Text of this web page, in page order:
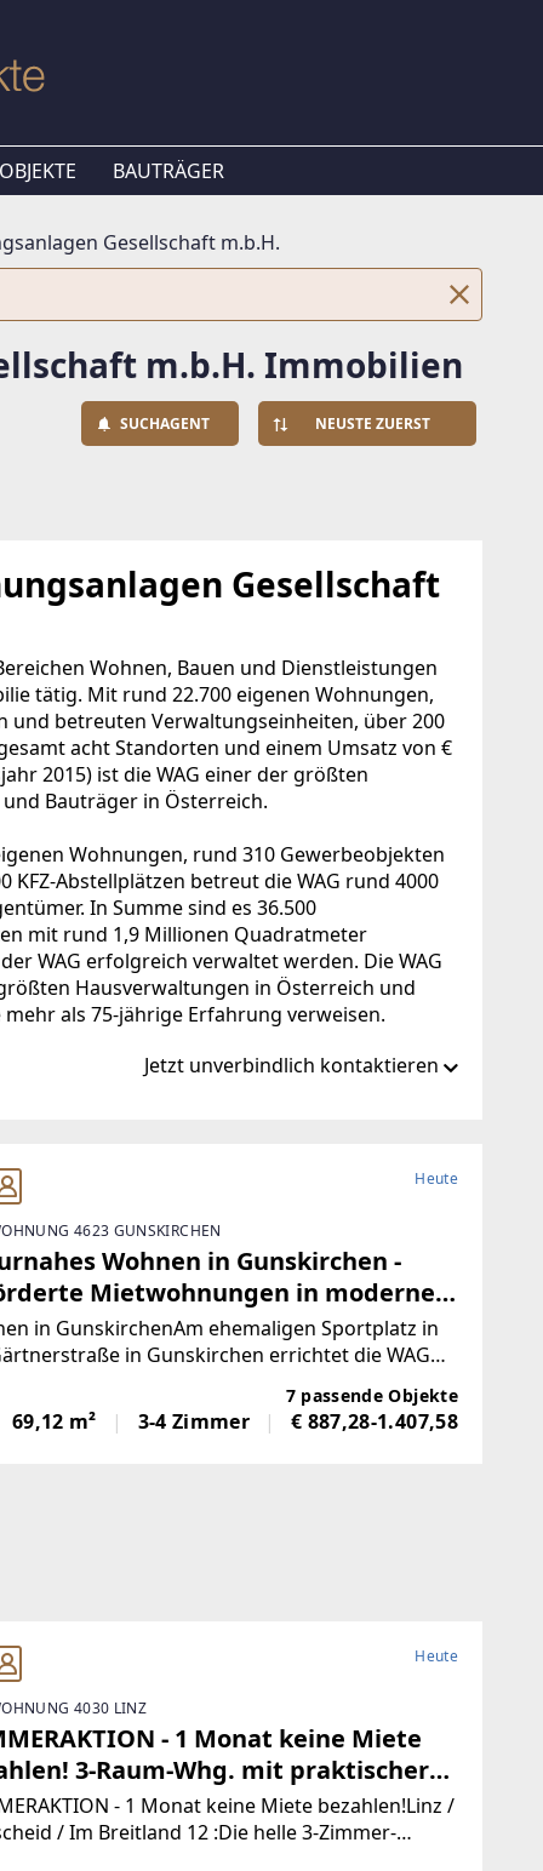
BAUTRÄGER
Gesellschaft m.b.H.
m.b.H. Immobilien
SUCHAGENT NEUSTE ZUERST
Gesellschaft
Wohnen, Bauen und Dienstleistungen
tätig. Mit rund 22.700 eigenen Wohnungen,
und betreuten Verwaltungseinheiten, über 200
acht Standorten und einem Umsatz von €
2015) ist die WAG einer der größten
Bauträger in Österreich.
Wohnungen, rund 310 Gewerbeobjekten
KFZ-Abstellplätzen betreut die WAG rund 4000
In Summe sind es 36.500
mit rund 1,9 Millionen Quadratmeter
WAG erfolgreich verwaltet werden. Die WAG
Hausverwaltungen in Österreich und
als 75-jährige Erfahrung verweisen.
Jetzt unverbindlich kontaktieren
Heute
4623 GUNSKIRCHEN
Wohnen in Gunskirchen -
Mietwohnungen in moderner
in GunskirchenAm ehemaligen Sportplatz in
in Gunskirchen errichtet die WAG
Mietwohnungen und einer Tiefgarage mit
Die Anlage entsteht in nachhaltiger
7 passende Objekte
69,12 m² 3-4 Zimmer € 887,28-1.407,58
Heute
4030 LINZ
- 1 Monat keine Miete
3-Raum-Whg. mit praktischer
und perfekter Infrastruktur in
- Eigener TG-Abstellplatz -
- 1 Monat keine Miete bezahlen!Linz /
/ Im Breitland 12 :Die helle 3-Zimmer-